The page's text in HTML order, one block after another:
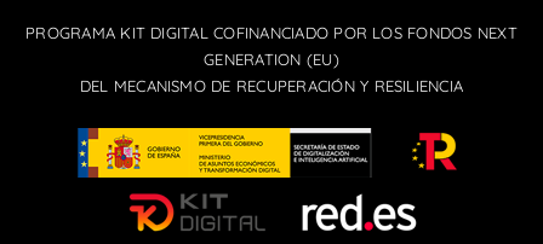
PROGRAMA KIT DIGITAL COFINANCIADO POR LOS FONDOS NEXT
GENERATION (EU)
DEL MECANISMO DE RECUPERACIÓN Y RESILIENCIA